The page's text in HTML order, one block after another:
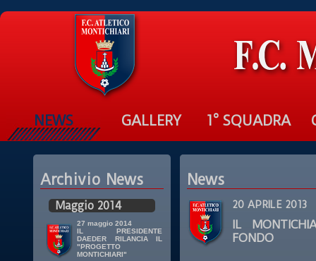
NEWS GALLERY 1° SQUADRA
Archivio News
Maggio 2014
27 maggio 2014
IL PRESIDENTE
DAEDER RILANCIA IL
"PROGETTO
MONTICHIARI"
News
20 APRILE 2013
IL
FONDO